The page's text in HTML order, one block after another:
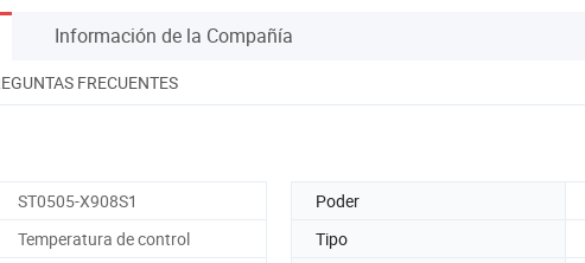
Información de la Compañía
FRECUENTES
ST0505-X908S1 Poder
Temperatura de control Tipo